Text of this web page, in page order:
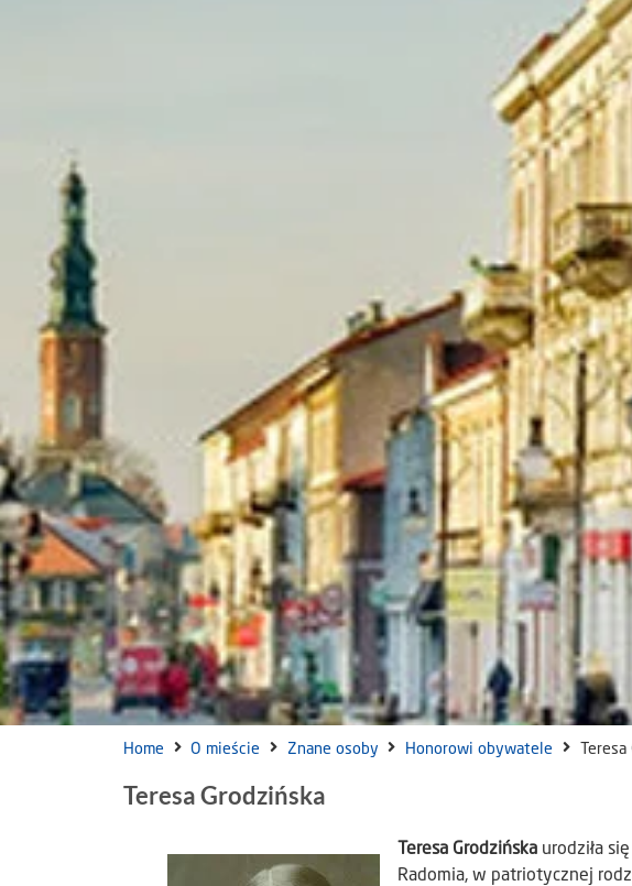
Home O mieście Znane osoby Honorowi obywatele Teresa
Teresa Grodzińska
Teresa Grodzińska urodziła
Radomia, w patriotycznej